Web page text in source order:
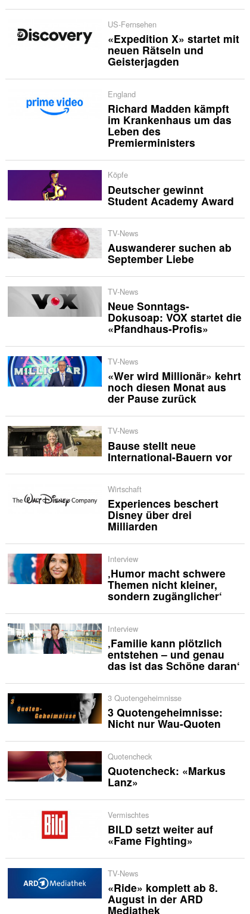
US-Fernsehen
«Expedition X» startet mit
neuen Rätseln und
Geisterjagden
England
Richard Madden kämpft
im Krankenhaus um das
Leben des
Premierministers
Köpfe
Deutscher gewinnt
Student Academy Award
TV-News
Auswanderer suchen ab
September Liebe
TV-News
Neue Sonntags-
Dokusoap: VOX startet die
«Pfandhaus-Profis»
TV-News
«Wer wird Millionär» kehrt
noch diesen Monat aus
der Pause zurück
TV-News
Bause stellt neue
International-Bauern vor
Wirtschaft
Experiences beschert
Disney über drei
Milliarden
Interview
‚Humor macht schwere
Themen nicht kleiner,
sondern zugänglicher‘
Interview
‚Familie kann plötzlich
entstehen – und genau
das ist das Schöne daran‘
3 Quotengeheimnisse
3 Quotengeheimnisse:
Nicht nur Wau-Quoten
Quotencheck
Quotencheck: «Markus
Lanz»
Vermischtes
BILD setzt weiter auf
«Fame Fighting»
TV-News
«Ride» komplett ab 8.
August in der ARD
Mediathek